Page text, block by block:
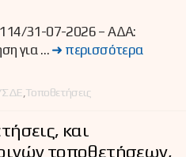
31-07-2026 – ΑΔΑ:
για … ➜ περισσότερα
Τοποθετήσεις
και
τοποθετήσεων,